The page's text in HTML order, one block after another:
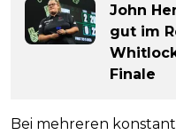
John
gut im
Finale
Bei mehreren